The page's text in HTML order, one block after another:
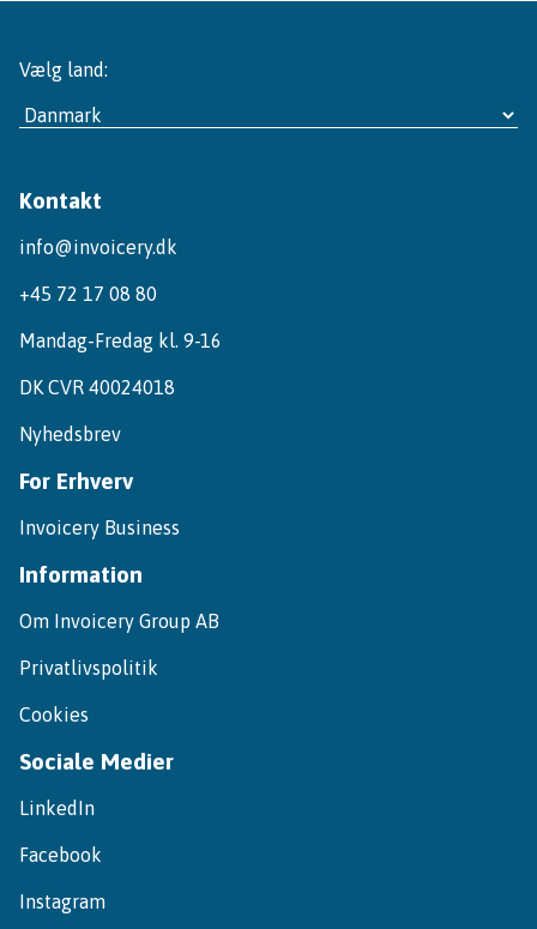
Vælg land:
Kontakt
info@invoicery.dk
+45 72 17 08 80
Mandag-Fredag kl. 9-16
DK CVR 40024018
Nyhedsbrev
For Erhverv
Invoicery Business
Information
Om Invoicery Group AB
Privatlivspolitik
Cookies
Sociale Medier
LinkedIn
Facebook
Instagram